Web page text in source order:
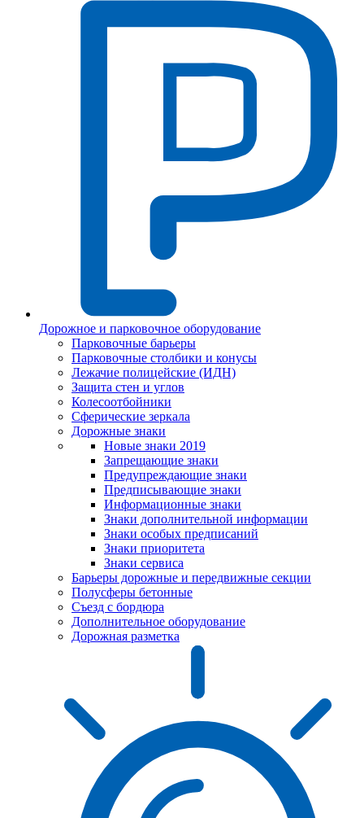
Дорожное и парковочное оборудование
Парковочные барьеры
Парковочные столбики и конусы
Лежачие полицейские (ИДН)
Защита стен и углов
Колесоотбойники
Сферические зеркала
Дорожные знаки
Новые знаки 2019
Запрещающие знаки
Предупреждающие знаки
Предписывающие знаки
Информационные знаки
Знаки дополнительной информации
Знаки особых предписаний
Знаки приоритета
Знаки сервиса
Барьеры дорожные и передвижные секции
Полусферы бетонные
Съезд с бордюра
Дополнительное оборудование
Дорожная разметка